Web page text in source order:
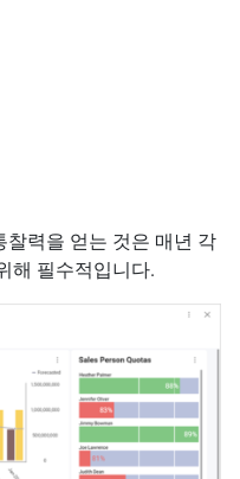
찰력을 얻는 것은 매년 각
해 필수적입니다.